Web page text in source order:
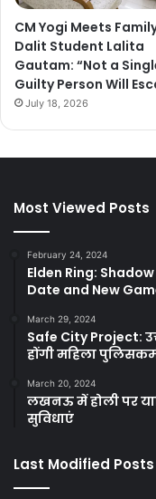
CM Yogi Meets
Dalit Student Lalita
Gautam: “Not a
Guilty Person Will
July 18, 2026
Most Viewed Posts
February 24, 2024
Elden Ring:
Date and New
March 29, 2024
Safe City Project:
होंगी महिला
March 20, 2024
लखनऊ में होली पर
सुविधाएं
Last Modified Posts